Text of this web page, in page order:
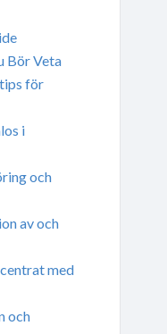
Bör Veta
för
i
och
av och
med
och